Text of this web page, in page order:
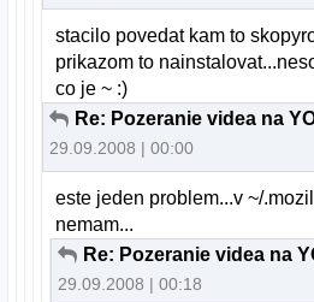
stacilo povedat kam to
prikazom to
co je ~ :)
29.09.2008 | 00:00
este jeden problem...v ~/
nemam...
29.09.2008 | 00:18